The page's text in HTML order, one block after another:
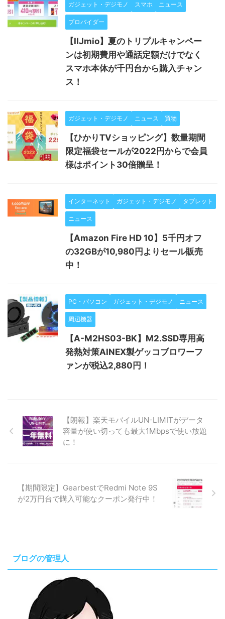
ガジェット・デジモノ スマホ ニュース
プロバイダー
【IIJmio】夏のトリプルキャンペー
ンは初期費用や通話定額だけでなく
スマホ本体が千円台から購入チャン
ス！
ガジェット・デジモノ ニュース 買物
【ひかりTVショッピング】数量期間
限定福袋セールが2022円からで会員
様はポイント30倍贈呈！
インターネット ガジェット・デジモノ タブレット
ニュース
【Amazon Fire HD 10】5千円オフ
の32GBが10,980円よりセール販売
中！
PC・パソコン ガジェット・デジモノ ニュース
周辺機器
【A-M2HS03-BK】M2.SSD専用高
発熱対策AINEX製ゲッコブロワーフ
ァンが税込2,880円！
【朗報】楽天モバイルUN-LIMITがデータ
容量が使い切っても最大1Mbpsで使い放題
に！
【期間限定】GearbestでRedmi Note 9S
が2万円台で購入可能なクーポン発行中！
ブログの管理人